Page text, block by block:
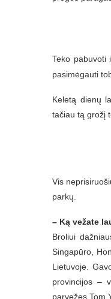
Teko pabuvoti
pasimėgauti
Keletą dienų
tačiau tą grožį
Vis
parkų.
– Ką vežate
Broliui
Singapūro,
Lietuvoje.
provincijos –
parvežęs Tom